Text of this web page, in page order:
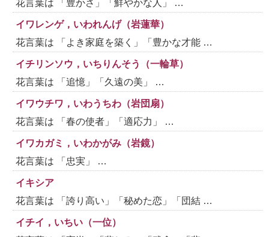
花言葉は 「豊かさ」「鮮やかな人」 …
イワレンゲ，いわれんげ（岩蓮華）
花言葉は 「よき家庭を築く」「豊かな才能 …
イチリンソウ，いちりんそう（一輪草）
花言葉は 「追憶」「久遠の美」 …
イワウチワ，いわうちわ（岩団扇）
花言葉は 「春の使者」「適応力」 …
イワカガミ，いわかがみ（岩鏡）
花言葉は 「忠実」 …
イキシア
花言葉は 「誇り高い」「秘めた恋」「団結 …
イチイ，いちい（一位）